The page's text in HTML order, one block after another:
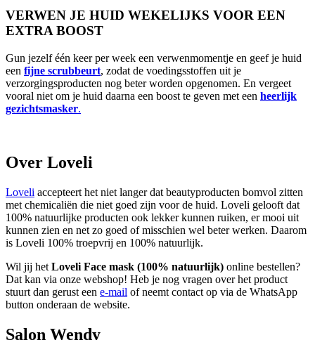
VERWEN JE HUID WEKELIJKS VOOR EEN
EXTRA BOOST
Gun jezelf één keer per week een verwenmomentje en geef je huid
een fijne scrubbeurt, zodat de voedingsstoffen uit je
verzorgingsproducten nog beter worden opgenomen. En vergeet
vooral niet om je huid daarna een boost te geven met een heerlijk
gezichtsmasker.
Over Loveli
Loveli accepteert het niet langer dat beautyproducten bomvol zitten
met chemicaliën die niet goed zijn voor de huid. Loveli gelooft dat
100% natuurlijke producten ook lekker kunnen ruiken, er mooi uit
kunnen zien en net zo goed of misschien wel beter werken. Daarom
is Loveli 100% troepvrij en 100% natuurlijk.
Wil jij het Loveli Face mask (100% natuurlijk) online bestellen?
Dat kan via onze webshop! Heb je nog vragen over het product
stuurt dan gerust een e-mail of neemt contact op via de WhatsApp
button onderaan de website.
Salon Wendy